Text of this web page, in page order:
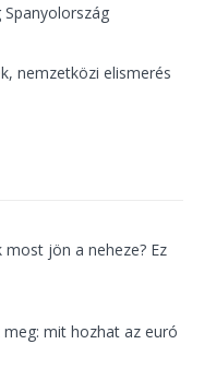
nemzetközi elismerés
most jön a neheze? Ez
mit hozhat az euró